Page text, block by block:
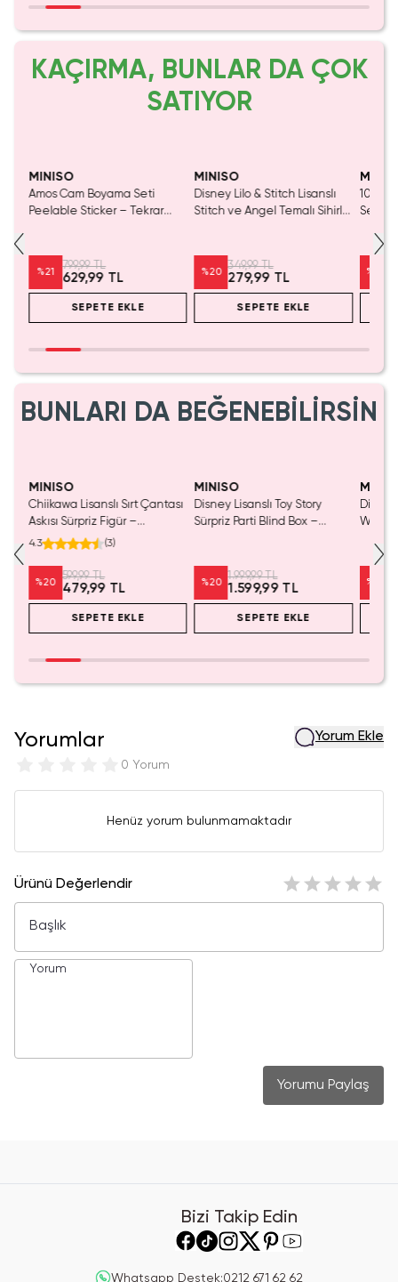
KAÇIRMA, BUNLAR DA ÇOK
SATIYOR
MINISO
Amos Cam Boyama Seti
Peelable Sticker – Tekrar
%21
799,99 TL
629,99 TL
SEPETE EKLE
MINISO
Disney Lilo & Stitch Lisanslı
Stitch ve Angel Temalı Sihirli
%20
349,99 TL
279,99 TL
SEPETE EKLE
10'Lu
Seti –
Dokulu
%
BUNLARI DA BEĞENEBİLİRSİN
MINISO
Chiikawa Lisanslı Sırt Çantası
Askısı Sürpriz Figür –
Koleksiyonluk Blind Box
4.3 (3)
%20
599,99 TL
479,99 TL
SEPETE EKLE
MINISO
Disney Lisanslı Toy Story
Sürpriz Parti Blind Box –
%20
1.999,99 TL
1.599,99 TL
SEPETE EKLE
%
Yorumlar
0 Yorum
Yorum Ekle
Henüz yorum bulunmamaktadır
Ürünü Değerlendir
Yorumu Paylaş
Bizi Takip Edin
Whatsapp Destek:0212 671 62 62